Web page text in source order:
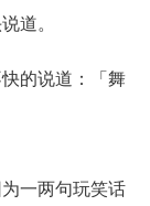
道。
的说道：「舞
一两句玩笑话